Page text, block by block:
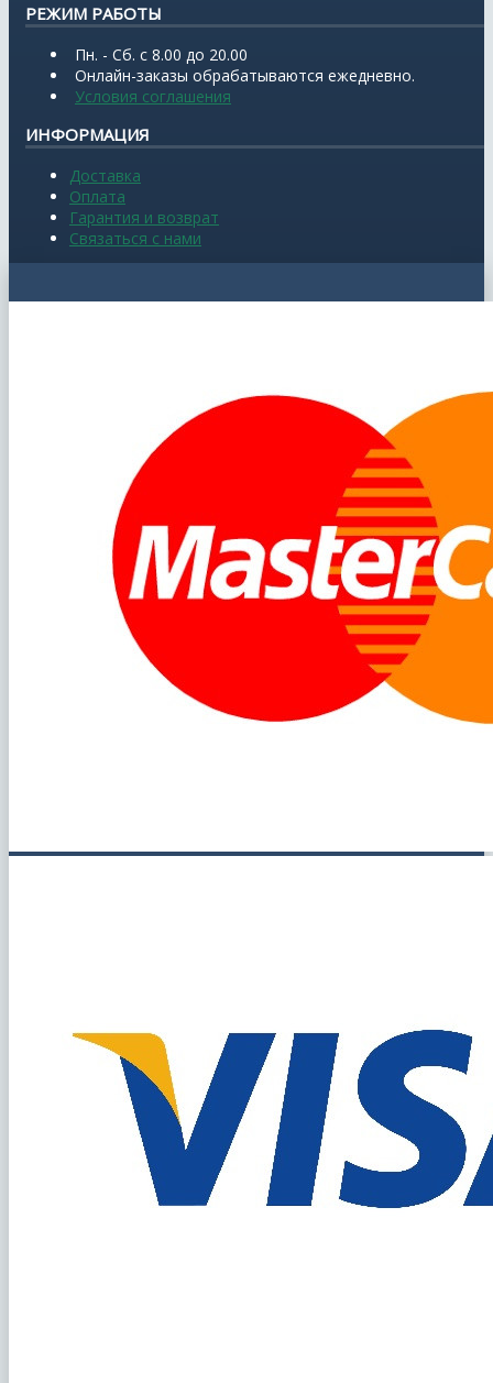
РЕЖИМ РАБОТЫ
Пн. - Сб. с 8.00 до 20.00
Онлайн-заказы обрабатываются ежедневно.
Условия соглашения
ИНФОРМАЦИЯ
Доставка
Оплата
Гарантия и возврат
Связаться с нами